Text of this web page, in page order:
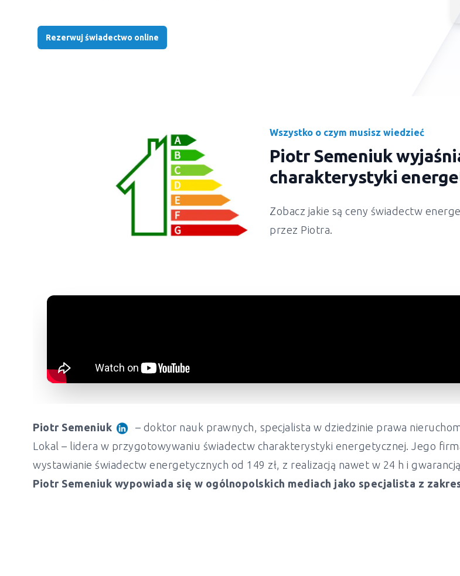
Rezerwuj świadectwo online
Wszystko o czym musisz wiedzieć
Piotr Semeniuk
charakterystyki
Zobacz jakie są ceny świadectw
przez Piotra.
Piotr Semeniuk
– doktor nauk prawnych, specjalista w dziedzinie prawa
Lokal – lidera w przygotowywaniu świadectw charakterystyki energetycznej. Jego
wystawianie świadectw energetycznych od 149 zł, z realizacją nawet w 24 h i
Piotr Semeniuk wypowiada się w ogólnopolskich mediach jako specjalista z